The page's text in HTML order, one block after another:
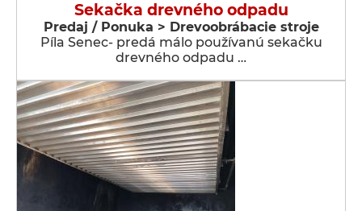
Sekačka drevného odpadu
Predaj / Ponuka > Drevoobrábacie stroje
Píla Senec- predá málo používanú sekačku
drevného odpadu …